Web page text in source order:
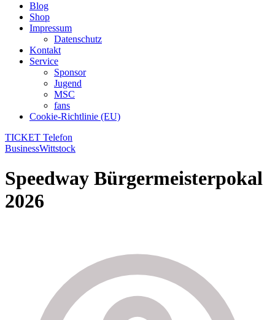
drücken)Blog
Shop
Impressum
Datenschutz
Kontakt
Service
Sponsor
Jugend
MSC
fans
Cookie-Richtlinie (EU)
TICKET Telefon
BusinessWittstock
Speedway Bürgermeisterpokal
2026